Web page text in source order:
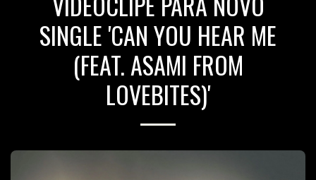
SINGLE 'CAN YOU HEAR ME
(FEAT. ASAMI FROM
LOVEBITES)'